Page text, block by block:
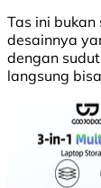
Tas ini
desainnya
dengan
langsung